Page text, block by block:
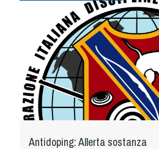
Antidoping: Allerta sostanza